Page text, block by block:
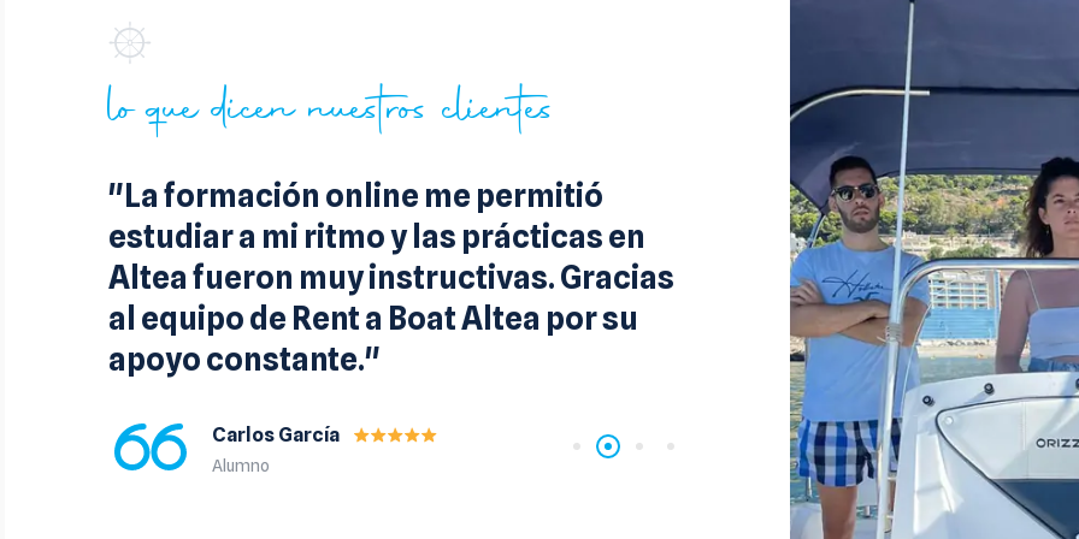
lo que dicen nuestros clientes
"La formación online me permitió
estudiar a mi ritmo y las prácticas en
Altea fueron muy instructivas. Gracias
al equipo de Rent a Boat Altea por su
apoyo constante."
Carlos García
Alumno
"Realicé el curso de
quedé encantada. Las
fueron claras y las
velero fueron una
inolvidable."
Laura Fernández
Alumna